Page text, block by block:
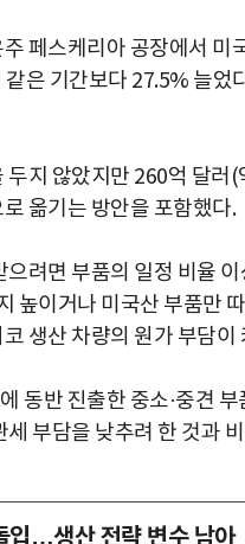
페스케리아 공장에서 미
은 기간보다 27.5% 늘었
지 않았지만 260억 달러
옮기는 방안을 포함했다.
려면 부품의 일정 비율
높이거나 미국산 부품만
생산 차량의 원가 부담이
동반 진출한 중소·중견
부담을 낮추려 한 것과